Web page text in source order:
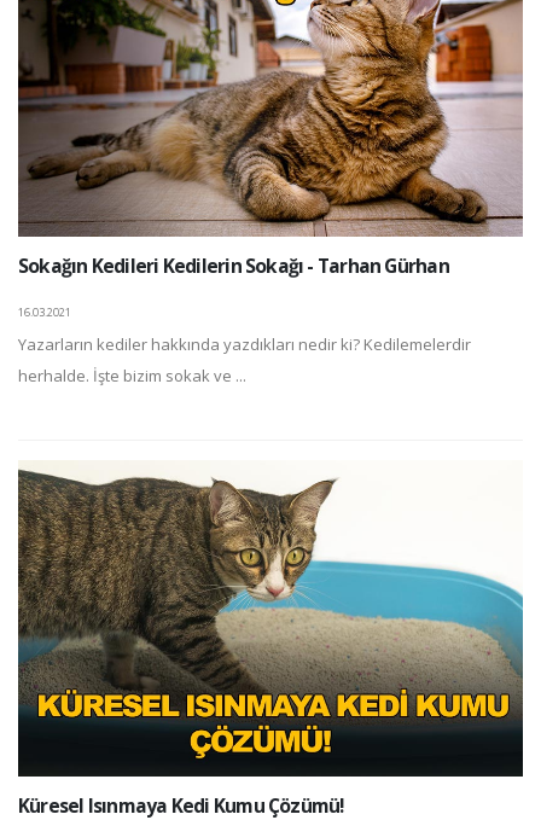
Sokağın Kedileri Kedilerin Sokağı - Tarhan Gürhan
16.03.2021
Yazarların kediler hakkında yazdıkları nedir ki? Kedilemelerdir
herhalde. İşte bizim sokak ve ...
Küresel Isınmaya Kedi Kumu Çözümü!